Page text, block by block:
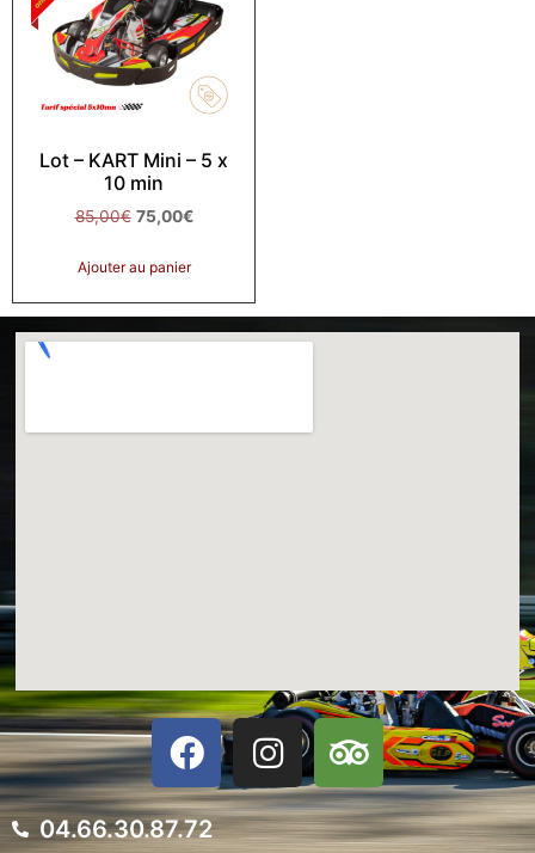
Lot – KART Mini – 5 x
10 min
85,00€ 75,00€
Ajouter au panier
04.66.30.87.72